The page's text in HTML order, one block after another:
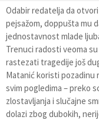
Odabir redatelja da
pejsažom, doppušta mu
jednostavnost mlade
Trenuci radosti veoma
rastezati tragedije još
Matanić koristi pozadinu
svim pogledima – preko
zlostavljanja i slučajne
dolazi zbog dubokih,